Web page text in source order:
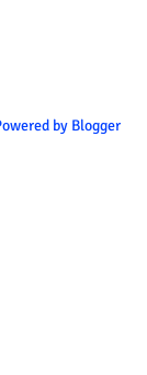
by Blogger